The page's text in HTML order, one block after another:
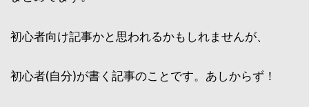
初心者向け記事かと思われるかもしれませんが、
初心者(自分)が書く記事のことです。あしからず！